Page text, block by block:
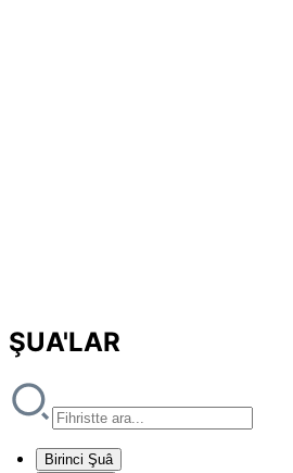
ŞUA'LAR
Birinci Şuâ